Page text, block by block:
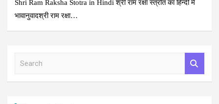
Shri Ram Raksha Stotra in Hindi श्री राम रक्षा स्‍त्रोत का हिन्‍दी में
भावानुवादश्री राम रक्षा…